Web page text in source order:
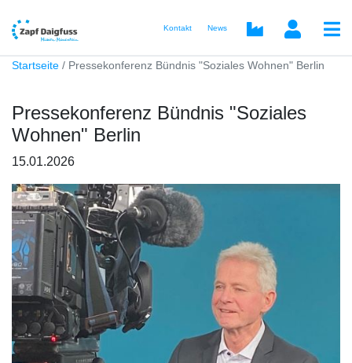
Kontakt News
Startseite Pressekonferenz Bündnis "Soziales Wohnen" Berlin
Pressekonferenz Bündnis "Soziales
Wohnen" Berlin
15.01.2026